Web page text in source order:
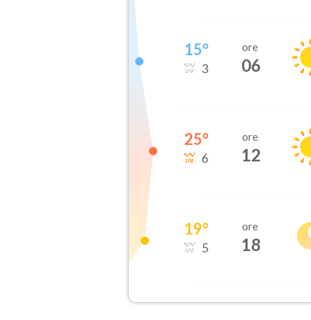
15°
3
ore
06
25°
6
ore
12
19°
5
ore
18